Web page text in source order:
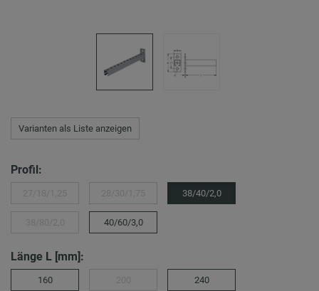
Varianten als Liste anzeigen
Profil:
38/40/2,0
40/60/3,0
Länge L [mm]:
160 240